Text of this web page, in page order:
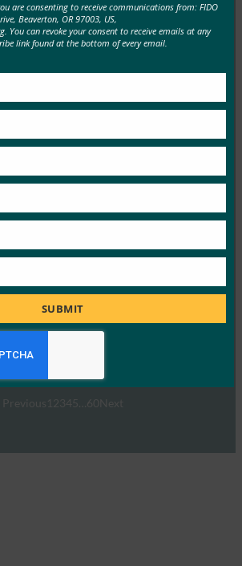
ナー・シリー…
ス大阪セミナー
は、パスキ…
ショップ：FDOによるエッジの保
FIDO…
Previous 1 2 345 60Next
are consenting to receive communications from: FIDO
Beaverton, OR 97003, US,
You can revoke your consent to receive emails at any
link found at the bottom of every email.
SUBMIT